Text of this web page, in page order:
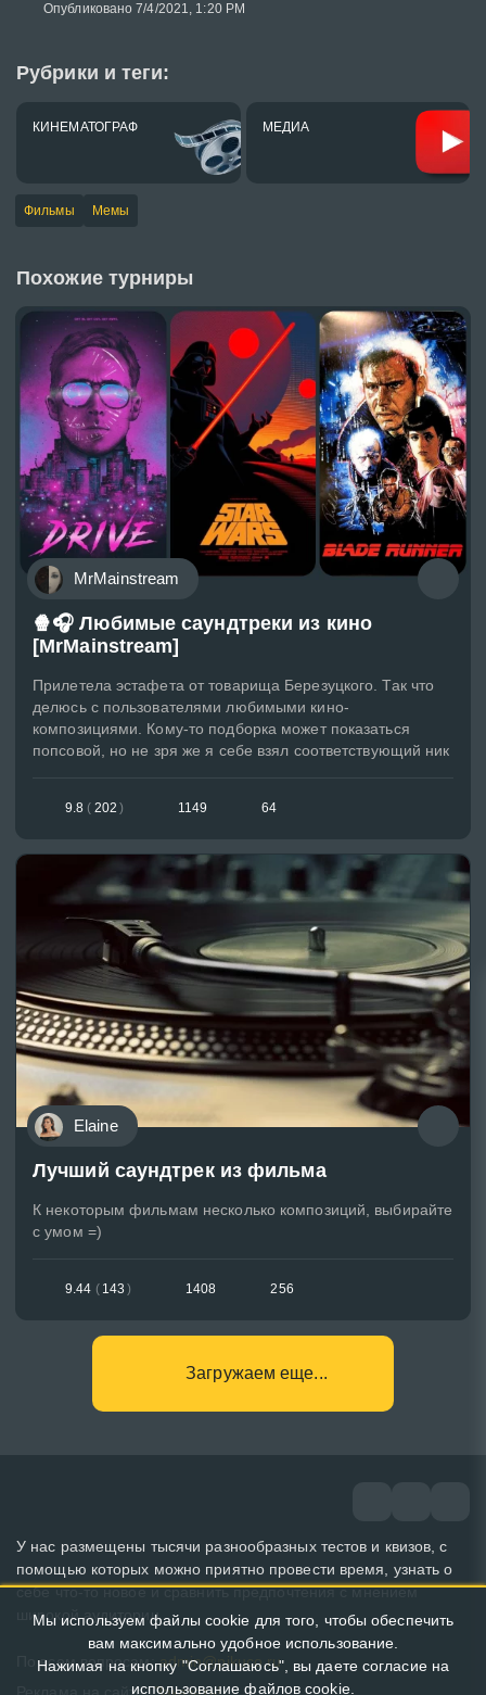
Опубликовано 7/4/2021, 1:20 PM
Рубрики и теги:
КИНЕМАТОГРАФ МЕДИА
Фильмы Мемы
Похожие турниры
MrMainstream
🍿🎧 Любимые саундтреки из кино
[MrMainstream]
Прилетела эстафета от товарища Березуцкого. Так что
делюсь с пользователями любимыми кино-
композициями. Кому-то подборка может показаться
попсовой, но не зря же я себе взял соответствующий ник
9.8 ( 202 ) 1149 64
Elaine
Лучший саундтрек из фильма
К некоторым фильмам несколько композиций, выбирайте
с умом =)
9.44 ( 143 ) 1408 256
Загружаем еще...
У нас размещены тысячи разнообразных тестов и квизов, с
помощью которых можно приятно провести время, узнать о
себе что-то новое и сравнить предпочтения с мнением
широкой аудитории.
По всем вопросам: admin@pikuco.ru
Реклама на сайте: Заказать!
Мы используем файлы cookie для того, чтобы обеспечить
вам максимально удобное использование.
Нажимая на кнопку "Соглашаюсь", вы даете согласие на
использование файлов cookie.